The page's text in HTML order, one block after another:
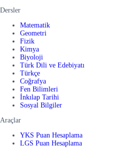
Dersler
Matematik
Geometri
Fizik
Kimya
Biyoloji
Türk Dili ve Edebiyatı
Türkçe
Coğrafya
Fen Bilimleri
İnkılap Tarihi
Sosyal Bilgiler
Araçlar
YKS Puan Hesaplama
LGS Puan Hesaplama